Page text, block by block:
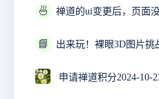
🍜
📘 出来玩！裸眼3D图片挑
申请禅道积分2024-10-